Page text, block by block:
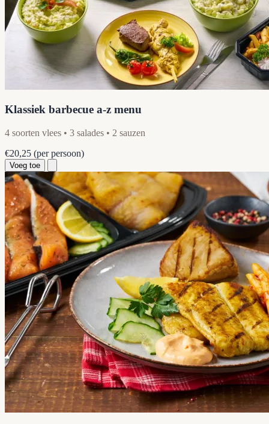
Klassiek barbecue a-z menu
4 soorten vlees • 3 salades • 2 sauzen
€20,25 (per persoon)
Voeg toe